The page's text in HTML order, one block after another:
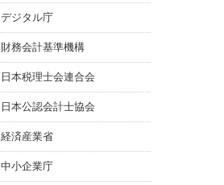
デジタル庁
財務会計基準機構
日本税理士会連合会
日本公認会計士協会
経済産業省
中小企業庁